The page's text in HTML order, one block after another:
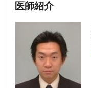
医師紹介